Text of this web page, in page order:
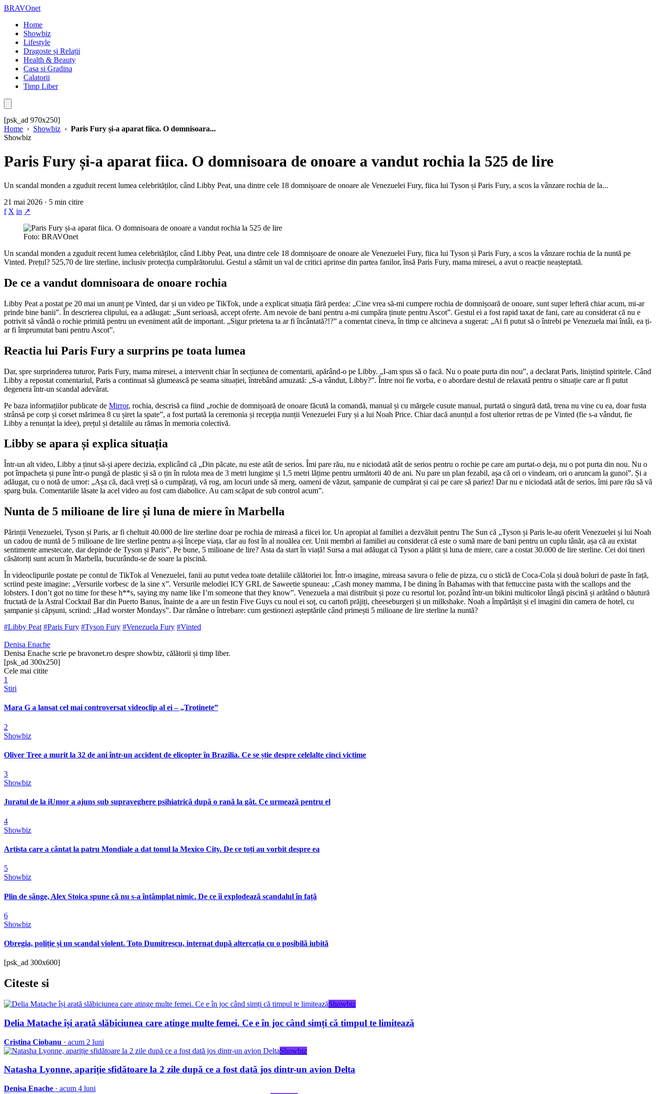
BRAVOnet
Home
Showbiz
Lifestyle
Dragoste și Relații
Health & Beauty
Casa si Gradina
Calatorii
Timp Liber
[psk_ad 970x250]
Home › Showbiz › Paris Fury și-a aparat fiica. O domnisoara...
Showbiz
Paris Fury și-a aparat fiica. O domnisoara de onoare a vandut rochia la 525 de lire
Un scandal monden a zguduit recent lumea celebrităților, când Libby Peat, una dintre cele 18 domnișoare de onoare ale Venezuelei Fury, fiica lui Tyson și Paris Fury, a scos la vânzare rochia de la...
21 mai 2026 · 5 min citire
f X in ↗
Foto: BRAVOnet
Un scandal monden a zguduit recent lumea celebrităților, când Libby Peat, una dintre cele 18 domnișoare de onoare ale Venezuelei Fury, fiica lui Tyson și Paris Fury, a scos la vânzare rochia de la nuntă pe
Vinted. Prețul? 525,70 de lire sterline, inclusiv protecția cumpărătorului. Gestul a stârnit un val de critici aprinse din partea fanilor, însă Paris Fury, mama miresei, a avut o reacție neașteptată.
De ce a vandut domnisoara de onoare rochia
Libby Peat a postat pe 20 mai un anunț pe Vinted, dar și un video pe TikTok, unde a explicat situația fără perdea: „Cine vrea să-mi cumpere rochia de domnișoară de onoare, sunt super lefteră chiar acum, mi-ar
prinde bine banii”. În descrierea clipului, ea a adăugat: „Sunt serioasă, accept oferte. Am nevoie de bani pentru a-mi cumpăra ținute pentru Ascot”. Gestul ei a fost rapid taxat de fani, care au considerat că nu e
potrivit să vândă o rochie primită pentru un eveniment atât de important. „Sigur prietena ta ar fi încântată?!?” a comentat cineva, în timp ce altcineva a sugerat: „Ai fi putut să o întrebi pe Venezuela mai întâi, ea ți-
ar fi împrumutat bani pentru Ascot”.
Reactia lui Paris Fury a surprins pe toata lumea
Dar, spre surprinderea tuturor, Paris Fury, mama miresei, a intervenit chiar în secțiunea de comentarii, apărând-o pe Libby. „I-am spus să o facă. Nu o poate purta din nou”, a declarat Paris, liniștind spiritele. Când
Libby a repostat comentariul, Paris a continuat să glumească pe seama situației, întrebând amuzată: „S-a vândut, Libby?”. Între noi fie vorba, e o abordare destul de relaxată pentru o situație care ar fi putut
degenera într-un scandal adevărat.
Pe baza informațiilor publicate de Mirror, rochia, descrisă ca fiind „rochie de domnișoară de onoare făcută la comandă, manual și cu mărgele cusute manual, purtată o singură dată, trena nu vine cu ea, doar fusta
strânsă pe corp și corset mărimea 8 cu șiret la spate”, a fost purtată la ceremonia și recepția nunții Venezuelei Fury și a lui Noah Price. Chiar dacă anunțul a fost ulterior retras de pe Vinted (fie s-a vândut, fie
Libby a renunțat la idee), prețul și detaliile au rămas în memoria colectivă.
Libby se apara și explica situația
Într-un alt video, Libby a ținut să-și apere decizia, explicând că „Din păcate, nu este atât de serios. Îmi pare rău, nu e niciodată atât de serios pentru o rochie pe care am purtat-o deja, nu o pot purta din nou. Nu o
pot împacheta și pune într-o pungă de plastic și să o țin în rulota mea de 3 metri lungime și 1,5 metri lățime pentru următorii 40 de ani. Nu pare un plan fezabil, așa că ori o vindeam, ori o aruncam la gunoi”. Și a
adăugat, cu o notă de umor: „Așa că, dacă vreți să o cumpărați, vă rog, am locuri unde să merg, oameni de văzut, șampanie de cumpărat și cai pe care să pariez! Dar nu e niciodată atât de serios, îmi pare rău să vă
sparg bula. Comentariile lăsate la acel video au fost cam diabolice. Au cam scăpat de sub control acum”.
Nunta de 5 milioane de lire și luna de miere în Marbella
Părinții Venezuelei, Tyson și Paris, ar fi cheltuit 40.000 de lire sterline doar pe rochia de mireasă a fiicei lor. Un apropiat al familiei a dezvăluit pentru The Sun că „Tyson și Paris le-au oferit Venezuelei și lui Noah
un cadou de nuntă de 5 milioane de lire sterline pentru a-și începe viața, clar au fost în al nouălea cer. Unii membri ai familiei au considerat că este o sumă mare de bani pentru un cuplu tânăr, așa că au existat
sentimente amestecate, dar depinde de Tyson și Paris”. Pe bune, 5 milioane de lire? Asta da start în viață! Sursa a mai adăugat că Tyson a plătit și luna de miere, care a costat 30.000 de lire sterline. Cei doi tineri
căsătoriți sunt acum în Marbella, bucurându-se de soare la piscină.
În videoclipurile postate pe contul de TikTok al Venezuelei, fanii au putut vedea toate detaliile călătoriei lor. Într-o imagine, mireasa savura o felie de pizza, cu o sticlă de Coca-Cola și două boluri de paste în față,
scriind peste imagine: „Versurile vorbesc de la sine x”. Versurile melodiei ICY GRL de Saweetie spuneau: „Cash money mamma, I be dining în Bahamas with that fettuccine pasta with the scallops and the
lobsters. I don’t got no time for these h**s, saying my name like I’m someone that they know”. Venezuela a mai distribuit și poze cu resortul lor, pozând într-un bikini multicolor lângă piscină și arătând o băutură
fructată de la Astral Cocktail Bar din Puerto Banus, înainte de a are un festin Five Guys cu noul ei soț, cu cartofi prăjiți, cheeseburgeri și un milkshake. Noah a împărtășit și el imagini din camera de hotel, cu
șampanie și căpșuni, scriind: „Had worster Mondays”. Dar rămâne o întrebare: cum gestionezi așteptările când primești 5 milioane de lire sterline la nuntă?
#Libby Peat #Paris Fury #Tyson Fury #Venezuela Fury #Vinted
Denisa Enache
Denisa Enache scrie pe bravonet.ro despre showbiz, călătorii și timp liber.
[psk_ad 300x250]
Cele mai citite
1
Stiri
Mara G a lansat cel mai controversat videoclip al ei – „Trotinete”
2
Showbiz
Oliver Tree a murit la 32 de ani într-un accident de elicopter în Brazilia. Ce se știe despre celelalte cinci victime
3
Showbiz
Juratul de la iUmor a ajuns sub supraveghere psihiatrică după o rană la gât. Ce urmează pentru el
4
Showbiz
Artista care a cântat la patru Mondiale a dat tonul la Mexico City. De ce toți au vorbit despre ea
5
Showbiz
Plin de sânge, Alex Stoica spune că nu s-a întâmplat nimic. De ce îi explodează scandalul în față
6
Showbiz
Obregia, poliție și un scandal violent. Toto Dumitrescu, internat după altercația cu o posibilă iubită
[psk_ad 300x600]
Citeste si
Showbiz
Delia Matache își arată slăbiciunea care atinge multe femei. Ce e în joc când simți că timpul te limitează
Cristina Ciobanu · acum 2 luni
Showbiz
Natasha Lyonne, apariție sfidătoare la 2 zile după ce a fost dată jos dintr-un avion Delta
Denisa Enache · acum 4 luni